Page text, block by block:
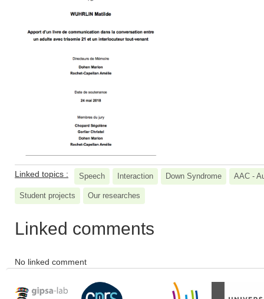
Linked topics : Speech Interaction Down Syndrome AAC -
Student projects Our researches
Linked comments
No linked comment